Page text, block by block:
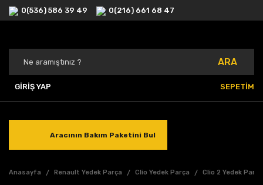
0(536) 586 39 49 0(216) 661 68 47
ARA
GİRİŞ YAP SEPETİM
Aracının Bakım Paketini Bul
Anasayfa Renault Yedek Parça Clio Yedek Parça Clio 2 Yedek